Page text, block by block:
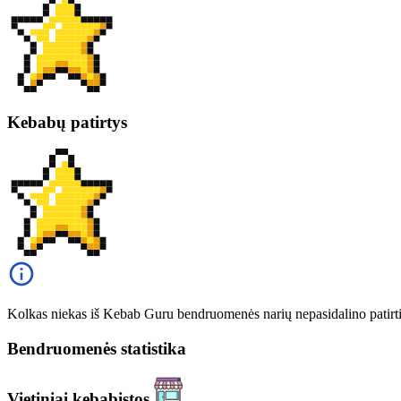
Kebabų patirtys
Kolkas niekas iš Kebab Guru bendruomenės narių nepasidalino
Bendruomenės statistika